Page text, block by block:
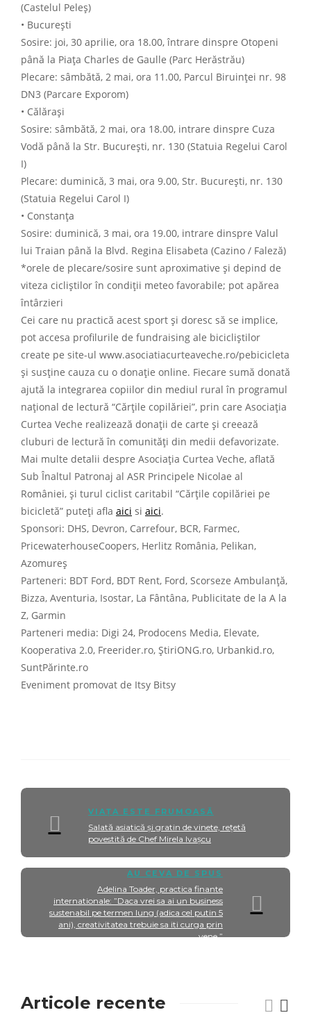
(Castelul Peleș)
• București
Sosire: joi, 30 aprilie, ora 18.00, întrare dinspre Otopeni
până la Piața Charles de Gaulle (Parc Herăstrău)
Plecare: sâmbătă, 2 mai, ora 11.00, Parcul Biruinței nr. 98
DN3 (Parcare Exporom)
• Călărași
Sosire: sâmbătă, 2 mai, ora 18.00, intrare dinspre Cuza
Vodă până la Str. București, nr. 130 (Statuia Regelui Carol
I)
Plecare: duminică, 3 mai, ora 9.00, Str. București, nr. 130
(Statuia Regelui Carol I)
• Constanța
Sosire: duminică, 3 mai, ora 19.00, intrare dinspre Valul
lui Traian până la Blvd. Regina Elisabeta (Cazino / Faleză)
*orele de plecare/sosire sunt aproximative și depind de
viteza cicliștilor în condiții meteo favorabile; pot apărea
întârzieri
Cei care nu practică acest sport și doresc să se implice,
pot accesa profilurile de fundraising ale bicicliștilor
create pe site-ul www.asociatiacurteaveche.ro/pebicicleta
și susține cauza cu o donație online. Fiecare sumă donată
ajută la integrarea copiilor din mediul rural în programul
național de lectură “Cărțile copilăriei”, prin care Asociația
Curtea Veche realizează donații de carte și creează
cluburi de lectură în comunități din medii defavorizate.
Mai multe detalii despre Asociația Curtea Veche, aflată
Sub Înaltul Patronaj al ASR Principele Nicolae al
României, și turul ciclist caritabil “Cărțile copilăriei pe
bicicletă” puteți afla aici si aici.
Sponsori: DHS, Devron, Carrefour, BCR, Farmec,
PricewaterhouseCoopers, Herlitz România, Pelikan,
Azomureș
Parteneri: BDT Ford, BDT Rent, Ford, Scorseze Ambulanță,
Bizza, Aventuria, Isostar, La Fântâna, Publicitate de la A la
Z, Garmin
Parteneri media: Digi 24, Prodocens Media, Elevate,
Kooperativa 2.0, Freerider.ro, ȘtiriONG.ro, Urbankid.ro,
SuntPărinte.ro
Eveniment promovat de Itsy Bitsy
VIAȚA ESTE FRUMOASĂ
Salată asiatică și gratin de vinete, rețetă
povestită de Chef Mirela Ivașcu
AU CEVA DE SPUS
Adelina Toader, practica finante
internationale: ”Daca vrei sa ai un business
sustenabil pe termen lung (adica cel putin 5
ani), creativitatea trebuie sa iti curga prin
vene.”
Articole recente